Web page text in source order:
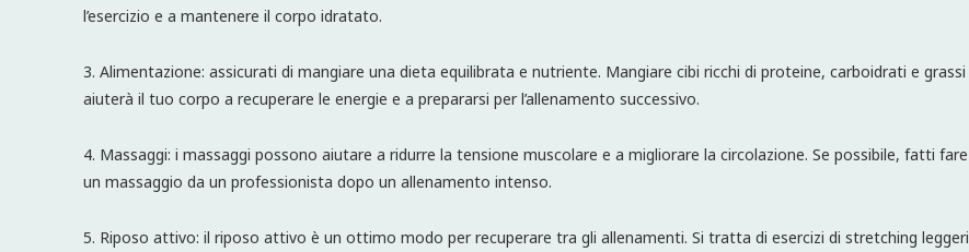
l’esercizio e a mantenere il corpo idratato.
3. Alimentazione: assicurati di mangiare una dieta equilibrata e nutriente. Mangiare cibi ricchi di proteine, carboidrati e grassi
aiuterà il tuo corpo a recuperare le energie e a prepararsi per l’allenamento successivo.
4. Massaggi: i massaggi possono aiutare a ridurre la tensione muscolare e a migliorare la circolazione. Se possibile, fatti fare
un massaggio da un professionista dopo un allenamento intenso.
5. Riposo attivo: il riposo attivo è un ottimo modo per recuperare tra gli allenamenti. Si tratta di esercizi di stretching leggeri